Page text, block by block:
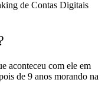
de Contas Digitais
aconteceu com ele em
de 9 anos morando na